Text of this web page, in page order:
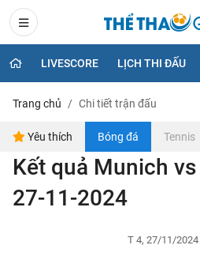
LIVESCORE LỊCH THI ĐẤU
Trang chủ Chi tiết trận đấu
Yêu thích Bóng đá Tennis
Kết quả Munich
27-11-2024
T 4, 27/11/2024